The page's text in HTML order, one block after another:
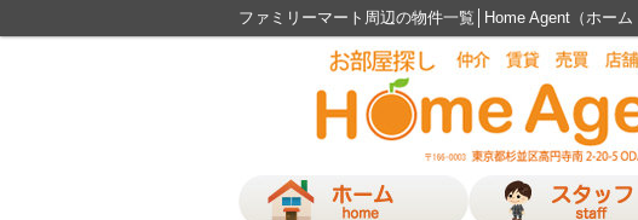
ファミリーマート周辺の物件一覧│Home Agent（ホーム